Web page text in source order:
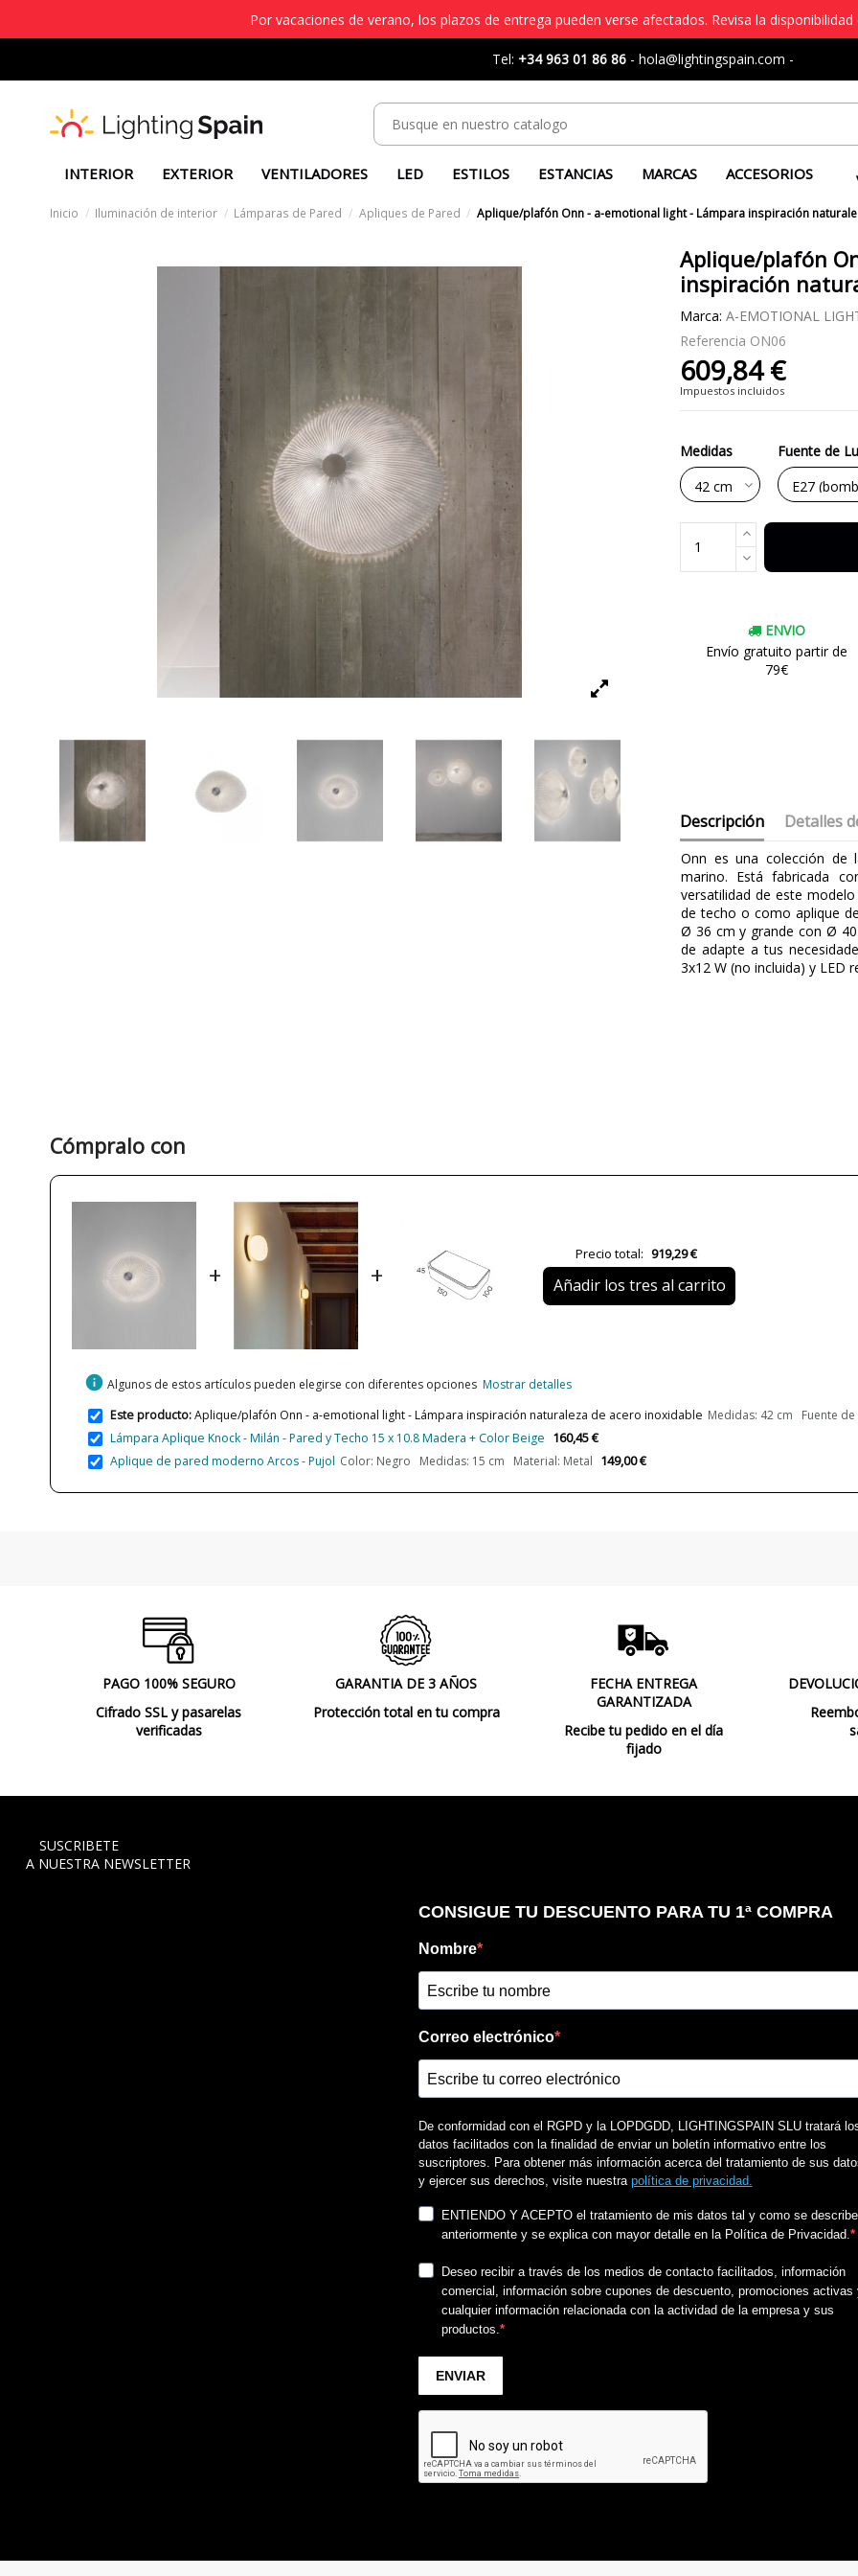
Por vacaciones de verano, los plazos de entrega pueden verse afectados. Revisa la
Tel: +34 963 01 86 86 - hola@lightingspain.com -
INTERIOR EXTERIOR VENTILADORES LED ESTILOS ESTANCIAS MARCAS ACCESORIOS
Inicio Iluminación de interior Lámparas de Pared Apliques de Pared Aplique/plafón Onn - a-emotional light - Lámpara inspiración
Aplique/plafón
inspiración
Marca: A-EMOTIONAL
Referencia ON06
609,84 €
Impuestos incluidos
Medidas Fuente de
ENVIO
Envío gratuito partir de
79€
Descripción Detalles
Onn es una colección de
marino. Está fabricada
versatilidad de este
de techo o como aplique
Ø 36 cm y grande con Ø 40
de adapte a tus
3x12 W (no incluida) y LED
Plazo de Envío
Alimentación
Potencia en Vatios
Bombilla Incluida?
Estado Nuevo
Cómpralo con
+ +
Precio total: 919,29 €
Añadir los tres al carrito
info Algunos de estos artículos pueden elegirse con diferentes opciones Mostrar detalles
Este producto:Aplique/plafón Onn - a-emotional light - Lámpara inspiración naturaleza de acero inoxidable Medidas: 42 cm Fuente
Lámpara Aplique Knock - Milán - Pared y Techo 15 x 10.8 Madera + Color Beige 160,45 €
Aplique de pared moderno Arcos - Pujol Color: Negro Medidas: 15 cm Material: Metal 149,00 €
PAGO 100% SEGURO
Cifrado SSL y pasarelas
verificadas
GARANTIA DE 3 AÑOS
Protección total en tu compra
FECHA ENTREGA
GARANTIZADA
Recibe tu pedido en el día
fijado
SUSCRIBETE
A NUESTRA NEWSLETTER